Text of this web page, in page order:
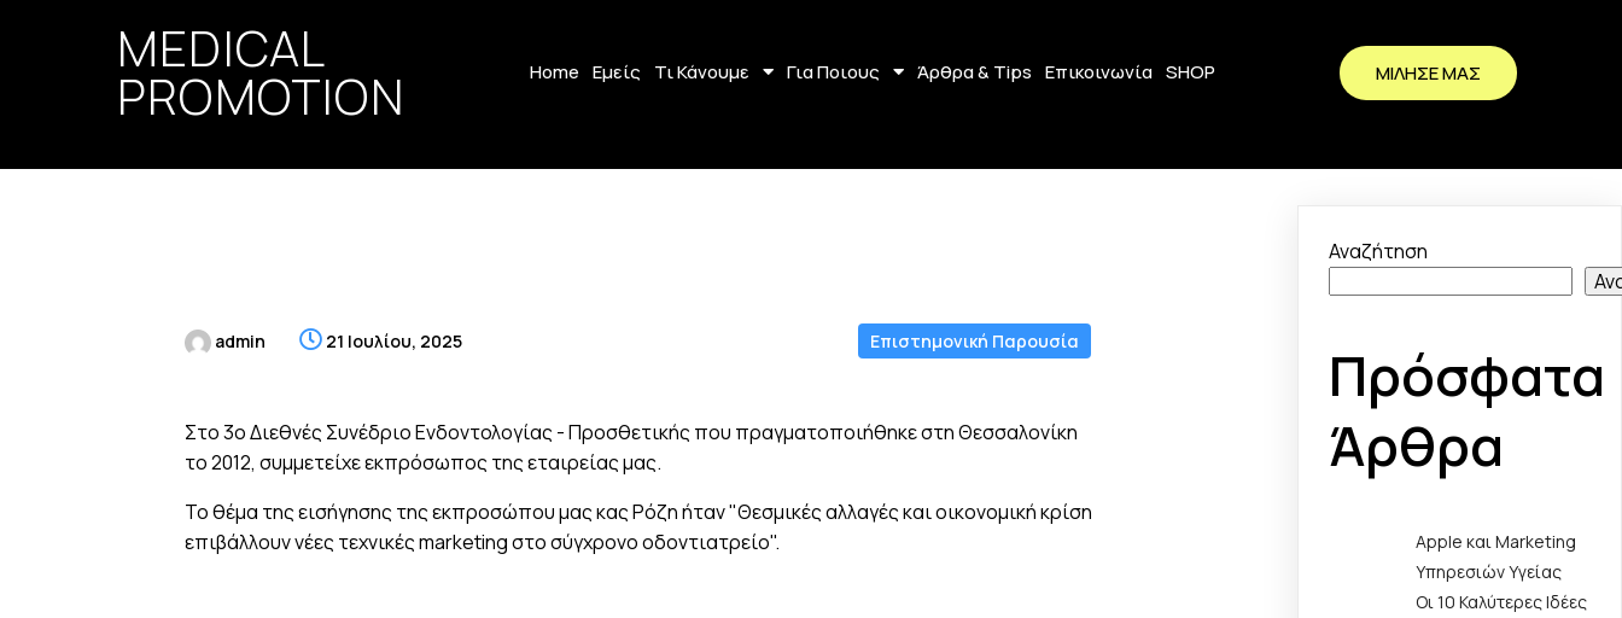
MEDICAL
PROMOTION Home Εμείς Τι Κάνουμε Για Ποιους Άρθρα & Tips Επικοινωνία SHOP ΜΙΛΗΣΕ ΜΑΣ
admin 21 Ιουλίου, 2025 Επιστημονική Παρουσία
Στο 3ο Διεθνές Συνέδριο Ενδοντολογίας - Προσθετικής που πραγματοποιήθηκε στη Θεσσαλονίκη
το 2012, συμμετείχε εκπρόσωπος της εταιρείας μας.
Το θέμα της εισήγησης της εκπροσώπου μας κας Ρόζη ήταν "Θεσμικές αλλαγές και οικονομική κρίση
επιβάλλουν νέες τεχνικές marketing στο σύγχρονο οδοντιατρείο".
Αναζήτηση
Πρόσφατα
Άρθρα
Apple και Marketing
Υπηρεσιών Υγείας
Οι 10 Καλύτερες Ιδέες